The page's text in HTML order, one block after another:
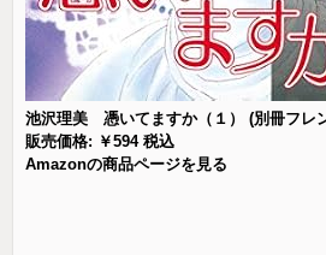
池沢理美 憑いてますか（１） (別冊フレ
販売価格: ￥594 税込
Amazonの商品ページを見る